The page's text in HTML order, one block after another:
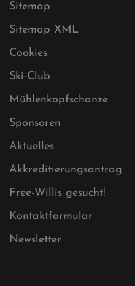
Datenschutz
Impressum
Sitemap
Sitemap XML
Cookies
Ski-Club
Mühlenkopfschanze